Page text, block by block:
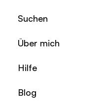
Suchen
Über mich
Hilfe
Blog